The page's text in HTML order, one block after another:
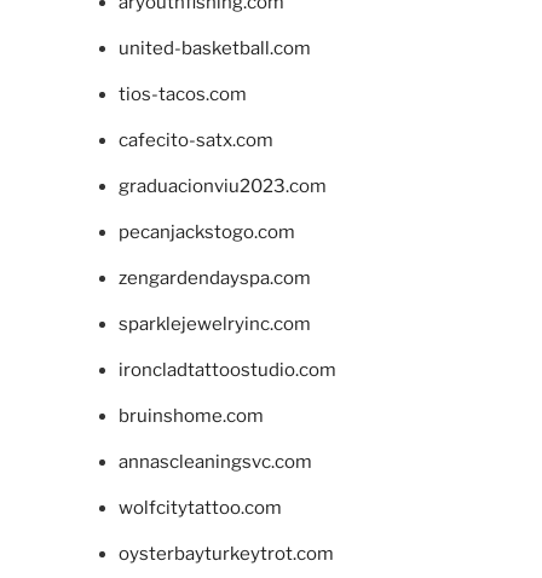
united-basketball.com
tios-tacos.com
cafecito-satx.com
graduacionviu2023.com
pecanjackstogo.com
zengardendayspa.com
sparklejewelryinc.com
ironcladtattoostudio.com
bruinshome.com
annascleaningsvc.com
wolfcitytattoo.com
oysterbayturkeytrot.com